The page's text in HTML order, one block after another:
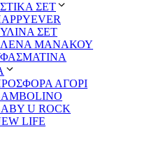
ΣΕΤ
ΣΕΤ
ΜΑΝΑΚΟΥ
ΑΓΟΡΙ
U ROCK
LIFE